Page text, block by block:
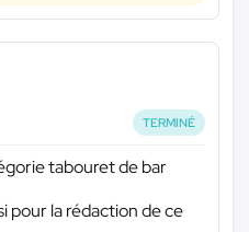
TERMINÉ
tabouret de bar
pour la rédaction de ce